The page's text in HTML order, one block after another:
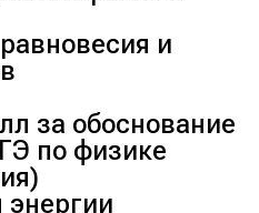
и
за обоснование
по физике
энергии